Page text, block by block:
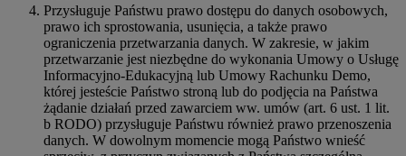
Przysługuje Państwu prawo dostępu do danych osobowych,
prawo ich sprostowania, usunięcia, a także prawo
ograniczenia przetwarzania danych. W zakresie, w jakim
przetwarzanie jest niezbędne do wykonania Umowy o Usługę
Informacyjno-Edukacyjną lub Umowy Rachunku Demo,
której jesteście Państwo stroną lub do podjęcia na Państwa
żądanie działań przed zawarciem ww. umów (art. 6 ust. 1 lit.
b RODO) przysługuje Państwu również prawo przenoszenia
danych. W dowolnym momencie mogą Państwo wnieść